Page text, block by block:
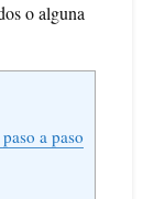
o alguna
a paso